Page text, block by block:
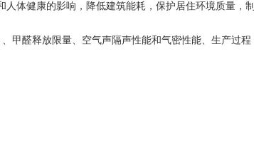
体健康的影响，降低建筑能耗，保护居住环境质量，制
甲醛释放限量、空气声隔声性能和气密性能、生产过程